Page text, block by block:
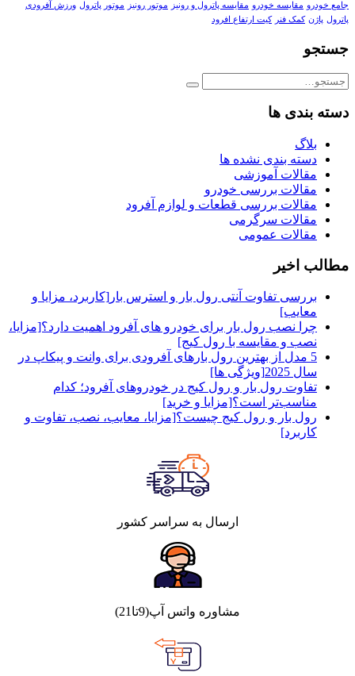
جامع خودرو مقایسه خودرو مقایسه پاترول و رونیز موتور رونیز موتور پاترول ورزش آفرودی
پاترول پاژن کمک فنر کیت ارتفاع افرود
جستجو
دسته بندی ها
بلاگ
دسته بندی نشده ها
مقالات آموزشی
مقالات بررسی خودرو
مقالات بررسی قطعات و لوازم آفرود
مقالات سرگرمی
مقالات عمومی
مطالب اخیر
بررسی تفاوت آنتی رول بار و استرس بار[کاربرد، مزایا و
معایب]
چرا نصب رول بار برای خودرو های آفرود اهمیت دارد؟[مزایا،
نصب و مقایسه با رول کیج]
5 مدل از بهترین رول بارهای آفرودی برای وانت و پیکاپ در
سال 2025[ویژگی ها]
تفاوت رول بار و رول کیج در خودروهای آفرود؛ کدام
مناسب‌تر است؟[مزایا و خرید]
رول بار و رول کیج چیست؟[مزایا، معایب، نصب، تفاوت و
کاربرد]
ارسال به سراسر کشور
مشاوره واتس آپ(9تا21)